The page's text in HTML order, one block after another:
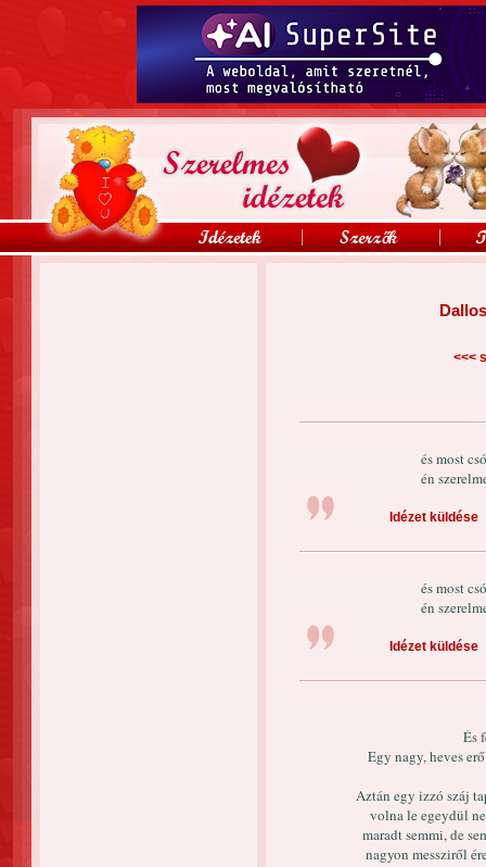
<<<
és most
én
Idézet küldése
és most
én
Idézet küldése
És
Egy nagy, heves
Aztán egy izzó száj
volna le egeydül
maradt semmi, de
nagyon messziről